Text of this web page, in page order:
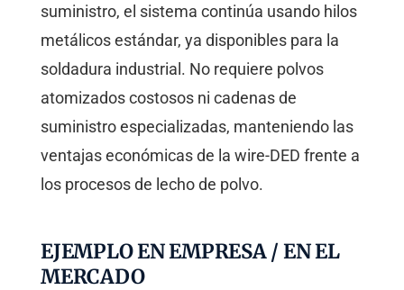
suministro, el sistema continúa usando hilos
metálicos estándar, ya disponibles para la
soldadura industrial. No requiere polvos
atomizados costosos ni cadenas de
suministro especializadas, manteniendo las
ventajas económicas de la wire-DED frente a
los procesos de lecho de polvo.
EJEMPLO EN EMPRESA / EN EL
MERCADO